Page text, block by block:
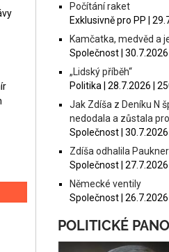
Počítání raket
Exklusivně pro PP |
Kamčatka, medvěd a
Společnost |
„Lidský příběh“
Politika | 28.7.2026 |
Jak Zdíša z Deníku N
nedodala a zůstala
Společnost |
Zdíša odhalila
Společnost |
Německé ventily
Společnost |
POLITICKÉ